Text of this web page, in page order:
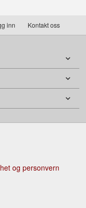
inn Kontakt oss
og personvern